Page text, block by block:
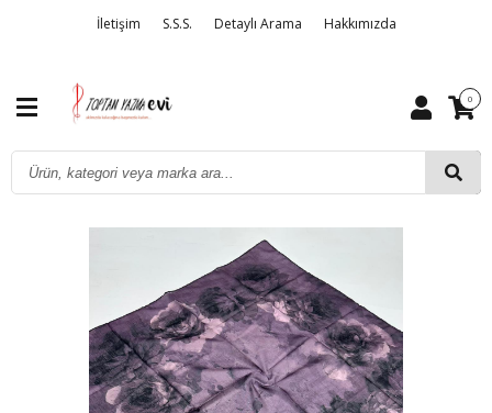
İletişim S.S.S. Detaylı Arama Hakkımızda
0